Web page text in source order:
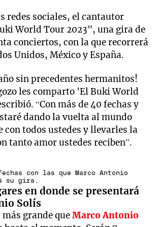
redes sociales, el cantautor
World Tour 2023", una gira de
conciertos, con la que recorrerá
Unidos, México y España.
sin precedentes hermanitos!
les comparto 'El Buki World
“Con más de 40 fechas y
dando la vuelta al mundo
con todos ustedes y llevarles la
tanto amor ustedes reciben”.
con las que Marco Antonio
su gira.
en donde se presentará
Solís
más grande queMarco Antonio